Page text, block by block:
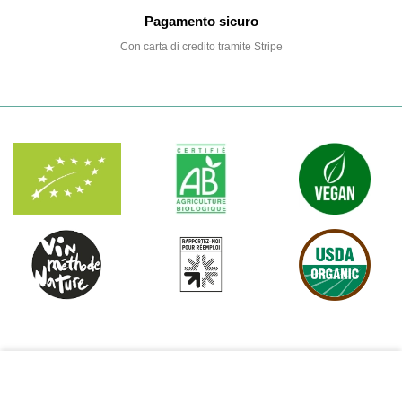
Pagamento sicuro
Con carta di credito tramite Stripe